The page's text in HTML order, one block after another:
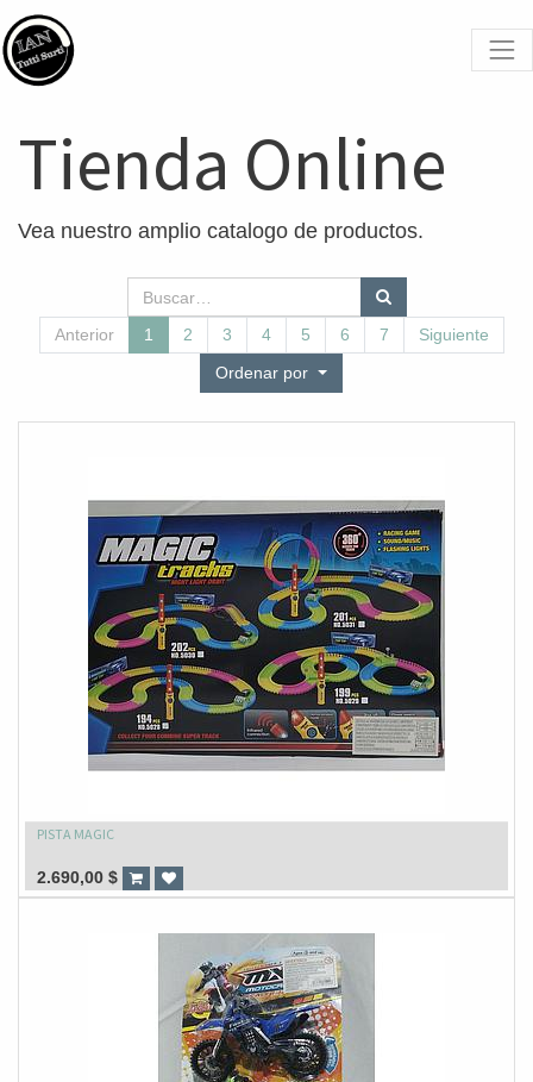
Tienda Online
Vea nuestro amplio catalogo de productos.
Anterior 1 2 3 4 5 6 7
Siguiente
Ordenar por
PISTA MAGIC
2.690,00 $